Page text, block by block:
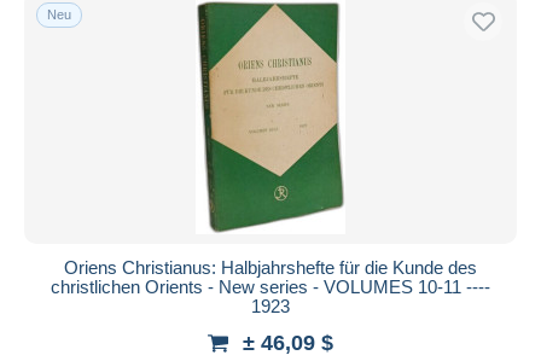
Neu
Oriens Christianus: Halbjahrshefte für die Kunde des
christlichen Orients - New series - VOLUMES 10-11 ----
1923
± 46,09 $